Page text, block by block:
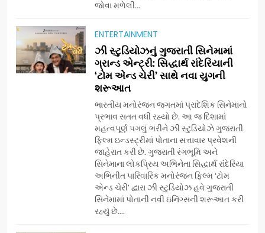
જોવા મળેલી...
ENTERTAINMENT
ઝી સ્ટુડિયોઝનું ગુજરાતી સિનેમામાં
ગ્રાન્ડ એન્ટ્રી: સિદ્ધાર્થ રાંદેરિયાની
‘ટોમ એન્ડ ચેરી’ સાથે નવા યુગની
શરૂઆત
ભારતીય મનોરંજન જગતમાં પ્રાદેશિક સિનેમાનો
પ્રભાવ સતત વધી રહ્યો છે. આ જ દિશામાં
મહત્વપૂર્ણ પગલું ભરીને ઝી સ્ટુડિયોઝે ગુજરાતી
ફિલ્મ ઇન્ડસ્ટ્રીમાં પોતાના સત્તાવાર પ્રવેશની
જાહેરાત કરી છે. ગુજરાતી રંગભૂમિ અને
સિનેમાના લોકપ્રિય અભિનેતા સિદ્ધાર્થ રાંદેરિયા
અભિનીત પારિવારિક મનોરંજન ફિલ્મ ‘ટોમ
એન્ડ ચેરી’ દ્વારા ઝી સ્ટુડિયોઝ હવે ગુજરાતી
સિનેમામાં પોતાની નવી ઇનિંગ્સની શરૂઆત કરી
રહ્યું છે....
5
ડો. મિતાલી નાગ (આર્ક ઇવેન્ટ્સ)
દ્વારા કિશોર કુમારની જન્મજયંતિ
નિમિત્તે સંગીતમય શ્રદ્ધાંજલિ
AHMEDABAD
177 દેશો અને 52 લાખ દર્શકો:
ગુજરાતી OTT પ્લેટફોર્મ ‘જોજો’
(JOJO) નો વિશ્વભરમાં દબદબો
BUSINESS
અમદાવાદમાં યોજાયેલા ‘ઓકલ્ટ